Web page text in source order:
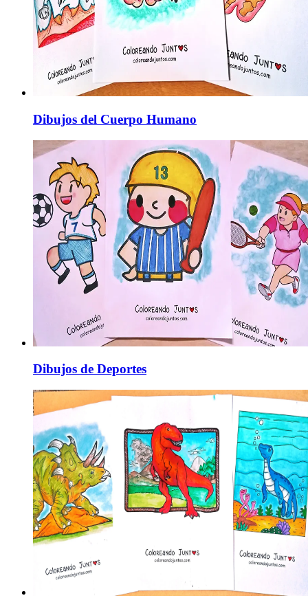
Dibujos del Cuerpo Humano
Dibujos de Deportes